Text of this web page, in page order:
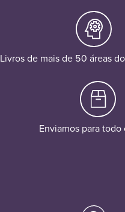
Livros de mais de 50 áreas
Enviamos para todo